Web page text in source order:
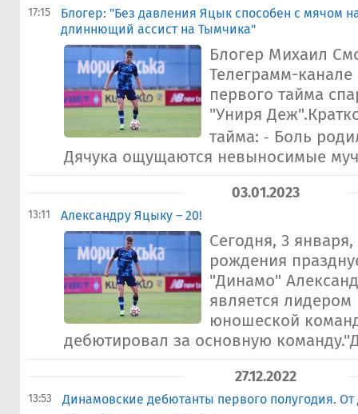
17:15
Блогер: "Без давления Яцык способен с мячом
длиннющий ассист на Тымчика"
Блогер Михаил
Телеграмм-
первого тайма
"Униря
тайма: ⁃ Боль
Дячука ощущаются невыносимые
03.01.2023
13:11 ​Александру Яцыку – 20!​
Сегодня, 3
рождения
"Динамо"
является
юношеской
дебютировал за основную
27.12.2022
13:53 Динамовские дебютанты первого полугодия.